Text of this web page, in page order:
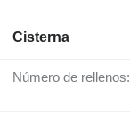
Cisterna
Número de rellenos: